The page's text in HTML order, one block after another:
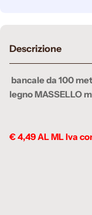
Descrizione
bancale da 100
legno MASSELLO
€ 4,49 AL ML Iva